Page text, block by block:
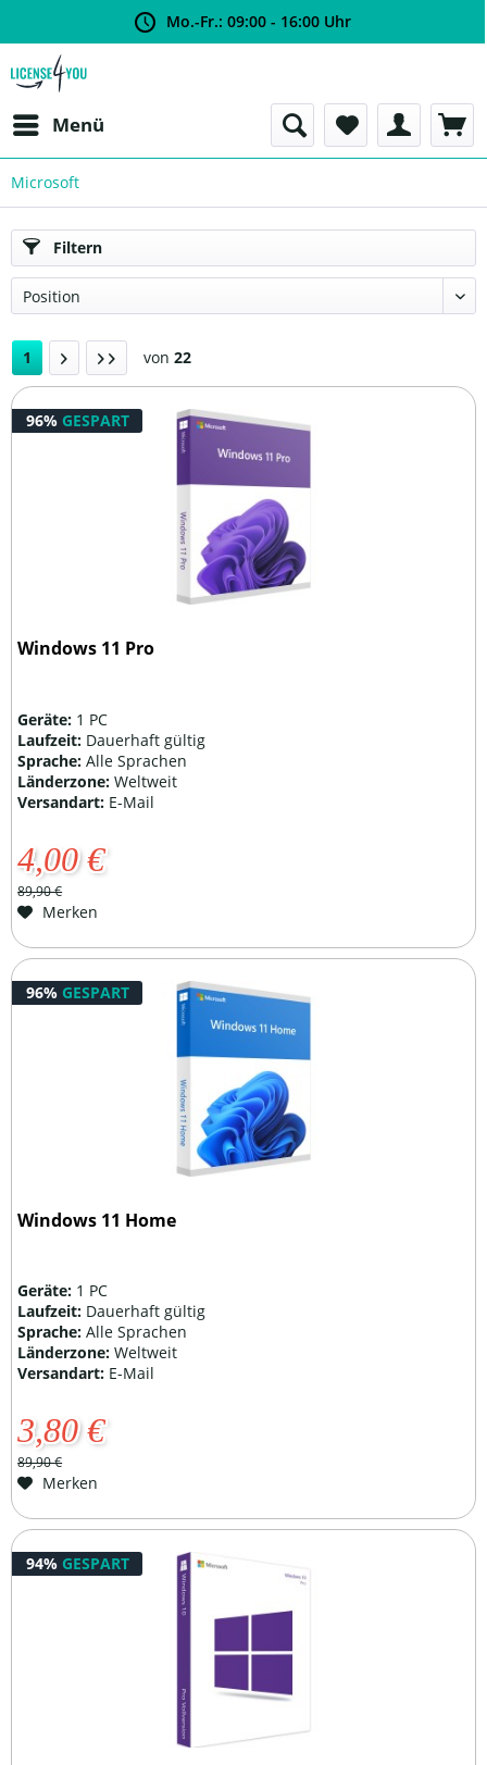
Mo.-Fr.: 09:00 - 16:00 Uhr
Menü
Microsoft
Filtern
1 von 22
96% GESPART
Windows 11 Pro
Geräte: 1 PC
Laufzeit: Dauerhaft gültig
Sprache:Alle Sprachen
Länderzone:Weltweit
Versandart: E-Mail
4,00 €
89,90 €
Merken
96% GESPART
Windows 11 Home
Geräte: 1 PC
Laufzeit: Dauerhaft gültig
Sprache:Alle Sprachen
Länderzone:Weltweit
Versandart: E-Mail
3,80 €
89,90 €
Merken
94% GESPART